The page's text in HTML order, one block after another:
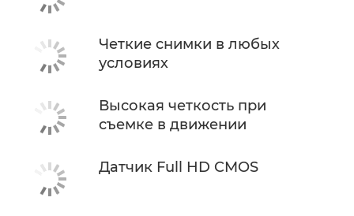
Четкие снимки в любых
условиях
Высокая четкость при
съемке в движении
Датчик Full HD CMOS